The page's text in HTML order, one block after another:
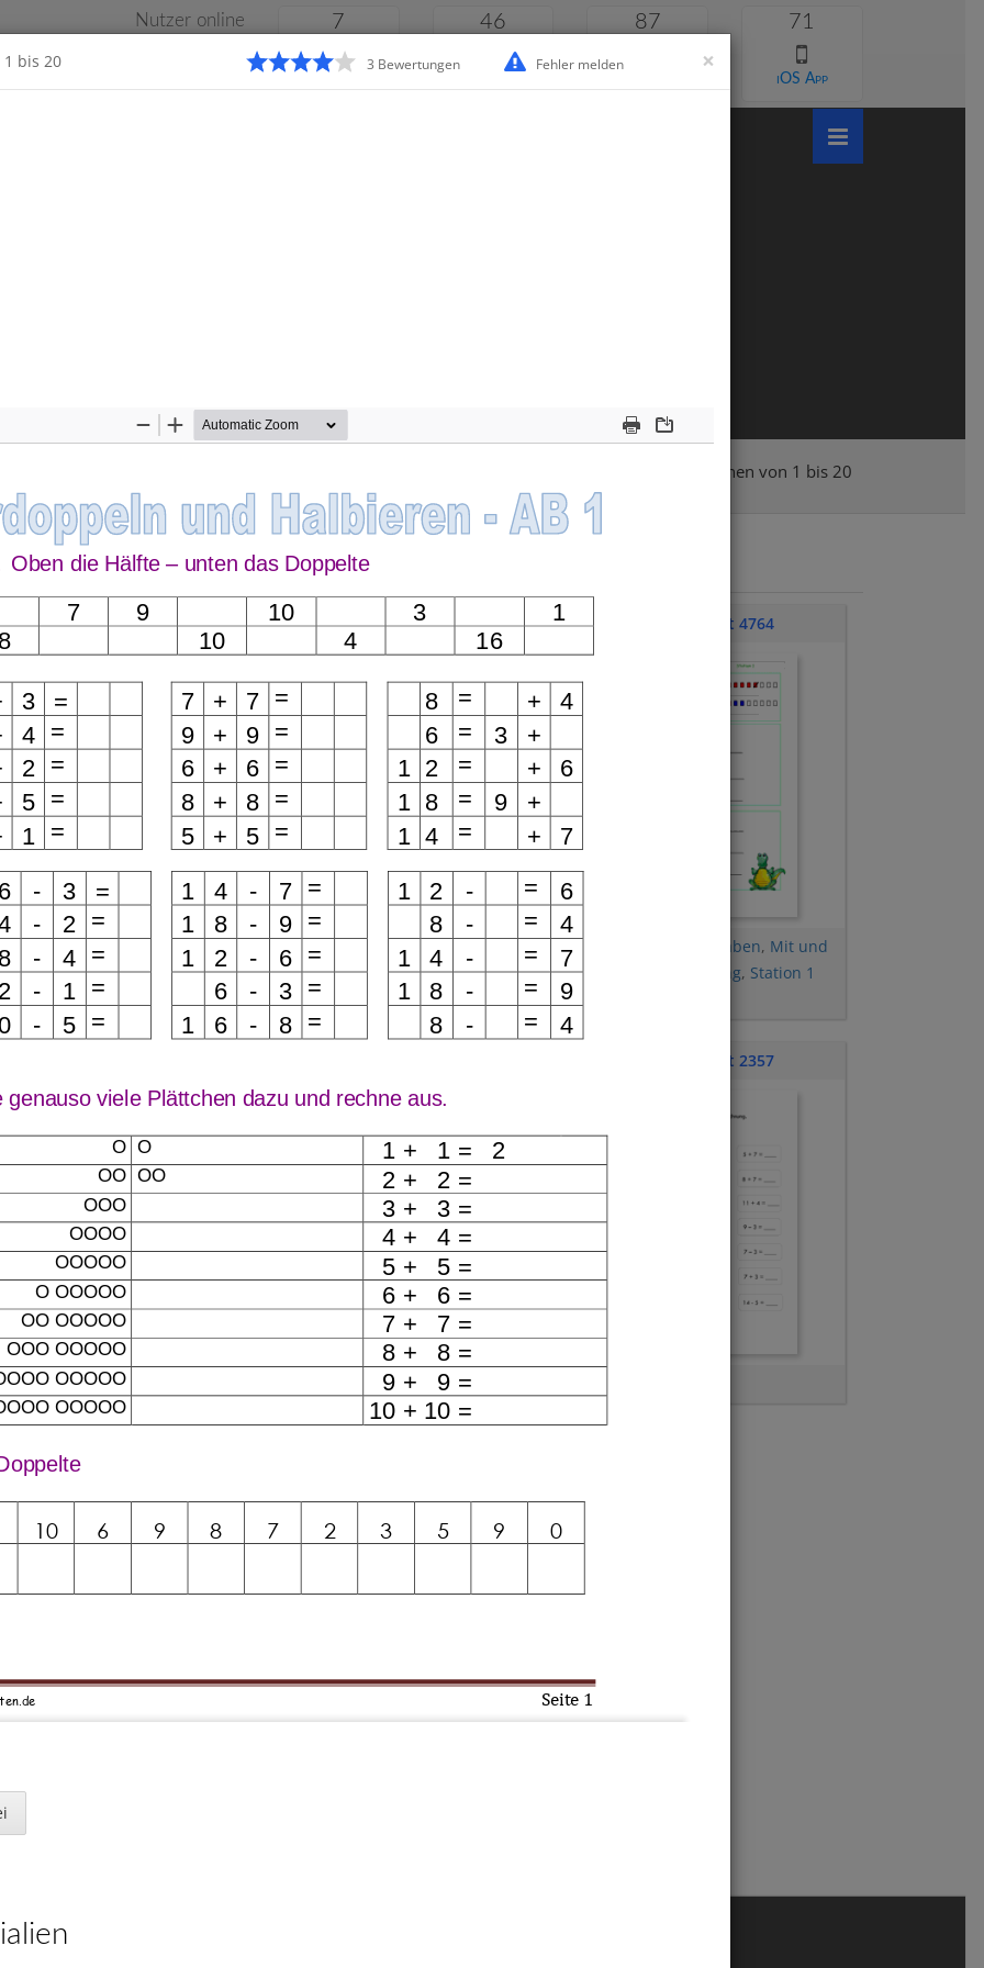
Nutzer online 7 46 87 71
iOS App
Rechnen von 1 bis 20
×
1 bis 20 Fehler melden
3 Bewertungen
Print
Zoom
Zoom
Seite 1
Oben die Hälfte – unten das Doppelte
7 9 10 3
1
8
10 4 16
3
=
4
=
2
=
5
=
1 =
7 + 7
=
9
+ 9
=
6
+ 6
=
8
+ 8
=
5
+ 5 =
8 = +
4
6
= 3
+
1 2 = +
6
1 8 = 9
+
1 4 = + 7
6 - 3
=
- 2 =
8
- 4 =
2
- 1 =
- 5 =
1 4 - 7
=
1
8 - 9
=
1
2 - 6
=
6
- 3
=
1
6 - 8 =
1 2 - =
6
8
- =
4
1
4 - =
7
1
8 - =
9
8
- = 4
genauso viele Plättchen dazu und rechne aus.
O O 1 +   1 =   2
OO OO 2 +   2 =
OOO 3 +   3 =
OOOO 4 +   4 =
OOOOO 5 +   5 =
O OOOOO 6 +   6 =
OO OOOOO 7 +   7 =
OOO OOOOO 8 +   8 =
OOOOO 9 +   9 =
OOOOO 10 + 10 =
10 6 9 8 7 2 3 5 9 0
von
von 1 bis 20
Übungsblatt 4697
bis 20 ,
mit
,
zur
im 20-er Zahlenraum
Übungsblatt 4763
Plus und Minusaufgaben
ohne Zehnerübergang,Station 7
bis 12
Übungsblatt 4764
Plus und Minusaufgaben, Mit und
ohne Zehnerübergang, Station 1
Übungsblatt 2357
,Rechnen lernen mit
Neuigkeiten